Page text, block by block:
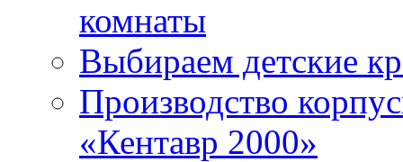
комнаты
Выбираем детские
Производство
«Кентавр 2000»